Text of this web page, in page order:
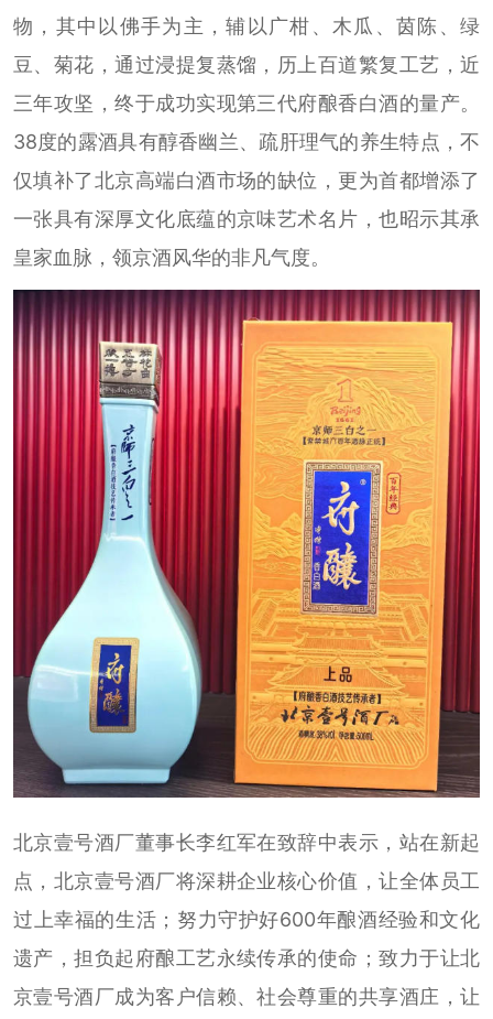
物，其中以佛手为主，辅以广柑、木瓜、茵陈、绿
豆、菊花，通过浸提复蒸馏，历上百道繁复工艺，近
三年攻坚，终于成功实现第三代府酿香白酒的量产。
38度的露酒具有醇香幽兰、疏肝理气的养生特点，不
仅填补了北京高端白酒市场的缺位，更为首都增添了
一张具有深厚文化底蕴的京味艺术名片，也昭示其承
皇家血脉，领京酒风华的非凡气度。
北京壹号酒厂董事长李红军在致辞中表示，站在新起
点，北京壹号酒厂将深耕企业核心价值，让全体员工
过上幸福的生活；努力守护好600年酿酒经验和文化
遗产，担负起府酿工艺永续传承的使命；致力于让北
京壹号酒厂成为客户信赖、社会尊重的共享酒庄，让